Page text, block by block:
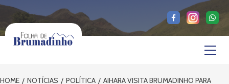
Skip
content
HOME NOTÍCIAS POLÍTICA
AIHARA VISITA BRUMADINHO PARA